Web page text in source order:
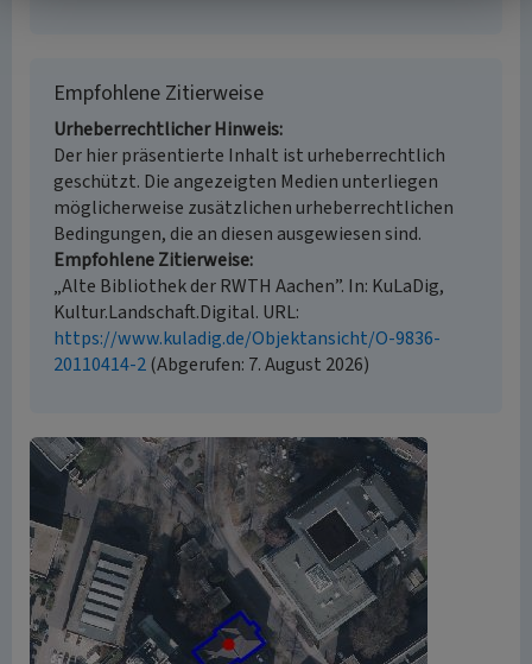
Empfohlene Zitierweise
Urheberrechtlicher Hinweis
Der hier präsentierte Inhalt ist urheberrechtlich
geschützt. Die angezeigten Medien unterliegen
möglicherweise zusätzlichen urheberrechtlichen
Bedingungen, die an diesen ausgewiesen sind.
Empfohlene Zitierweise
„Alte Bibliothek der RWTH Aachen”. In: KuLaDig,
Kultur.Landschaft.Digital. URL:
https://www.kuladig.de/Objektansicht/O-9836-
20110414-2(Abgerufen: 7. August 2026)